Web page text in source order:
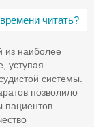
читать?
из наиболее
уступая
системы.
позволило
пациентов.